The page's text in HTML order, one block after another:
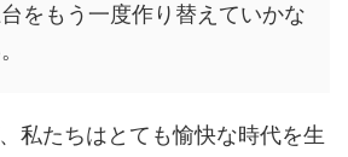
をもう一度作り替えていかな
私たちはとても愉快な時代を生